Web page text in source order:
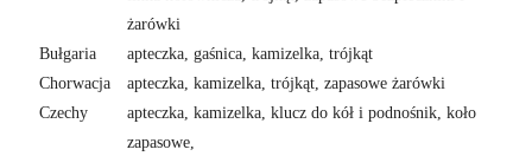
żarówki
Bułgaria
apteczka, gaśnica, kamizelka, trójkąt
Chorwacja
apteczka, kamizelka, trójkąt, zapasowe żarówki
Czechy
apteczka, kamizelka, klucz do kół i podnośnik, koło
zapasowe,